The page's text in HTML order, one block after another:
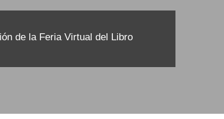
de la Feria Virtual del Libro